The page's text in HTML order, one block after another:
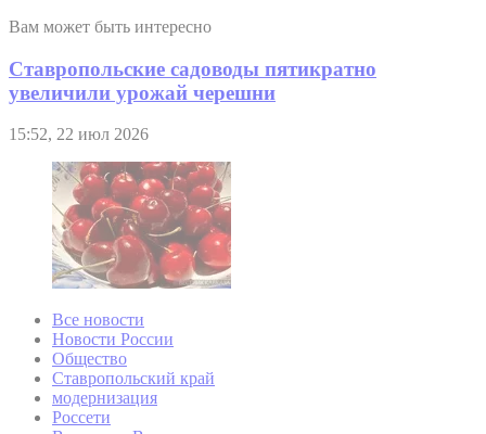
Вам может быть интересно
Ставропольские садоводы пятикратно
увеличили урожай черешни
15:52, 22 июл 2026
Все новости
Новости России
Общество
Ставропольский край
модернизация
Россети